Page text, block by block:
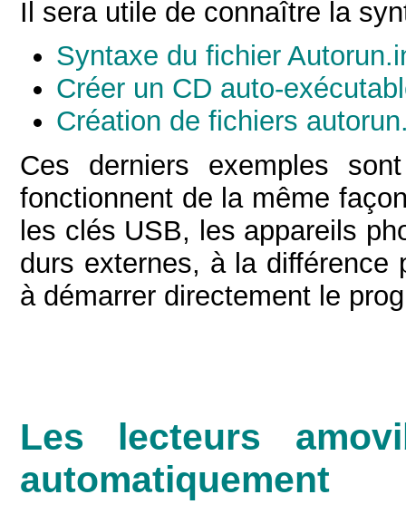
Il sera utile de connaître la
Syntaxe du fichier
Créer un CD auto-
Création de fichiers
Ces derniers exemples
fonctionnent de la même
les clés USB, les appareils
durs externes, à la
à démarrer directement le
Les lecteurs
automatiquement